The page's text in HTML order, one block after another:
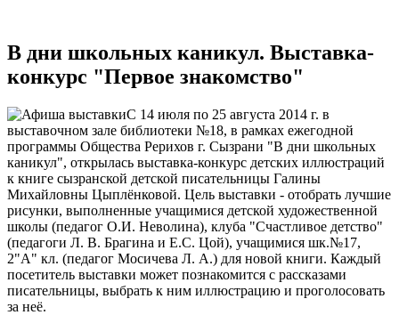
В дни школьных каникул. Выставка-
конкурс "Первое знакомство"
C 14 июля по 25 августа 2014 г. в
выставочном зале библиотеки №18, в рамках ежегодной
программы Общества Рерихов г. Сызрани "В дни школьных
каникул", открылась выставка-конкурс детских иллюстраций
к книге сызранской детской писательницы Галины
Михайловны Цыплёнковой. Цель выставки - отобрать лучшие
рисунки, выполненные учащимися детской художественной
школы (педагог О.И. Неволина), клуба "Счастливое детство"
(педагоги Л. В. Брагина и Е.С. Цой), учащимися шк.№17,
2"А" кл. (педагог Мосичева Л. А.) для новой книги. Каждый
посетитель выставки может познакомится с рассказами
писательницы, выбрать к ним иллюстрацию и проголосовать
за неё.